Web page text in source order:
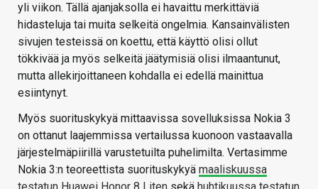
yli viikon. Tällä ajanjaksolla ei havaittu merkittäviä
hidasteluja tai muita selkeitä ongelmia. Kansainvälisten
sivujen testeissä on koettu, että käyttö olisi ollut
tökkivää ja myös selkeitä jäätymisiä olisi ilmaantunut,
mutta allekirjoittaneen kohdalla ei edellä mainittua
esiintynyt.
Myös suorituskykyä mittaavissa sovelluksissa Nokia 3
on ottanut laajemmissa vertailussa kuonoon vastaavalla
järjestelmäpiirillä varustetuilta puhelimilta. Vertasimme
Nokia 3:n teoreettista suorituskykyä maaliskuussa